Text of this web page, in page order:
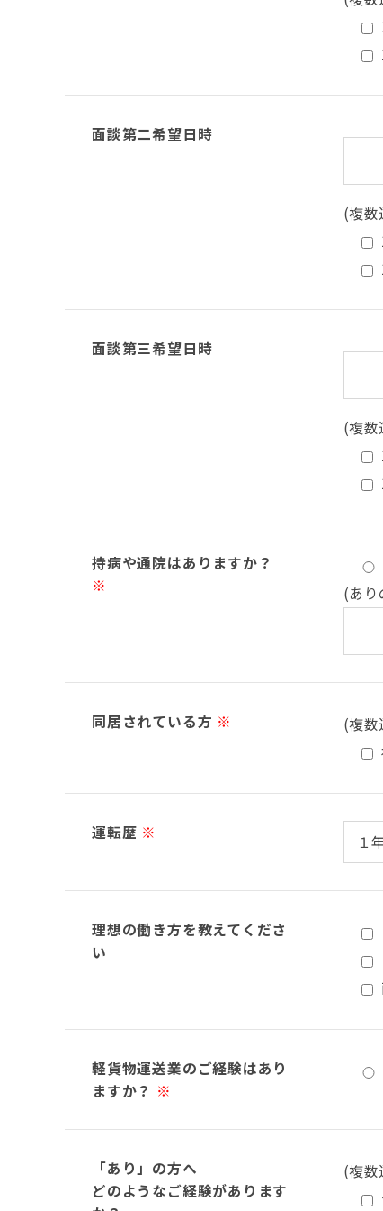
面談第二希望日時
(複数
面談第三希望日時
(複数
持病や通院はありますか？
※
(あり
同居されている方 ※
(複数
運転歴 ※
理想の働き方を教えてくださ
い
軽貨物運送業のご経験はあり
ますか？ ※
「あり」の方へ
どのようなご経験があります
(複数